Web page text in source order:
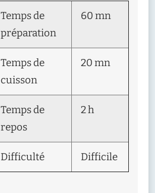
Temps de
préparation
60 mn
Temps de
cuisson
20 mn
Temps de
repos
2 h
Difficulté Difficile